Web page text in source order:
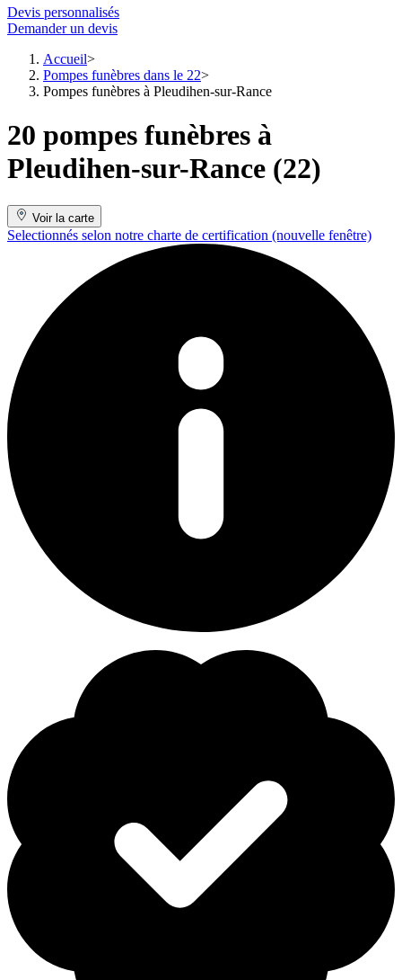
Devis personnalisés
Demander un devis
Accueil
Pompes funèbres dans le 22
Pompes funèbres à Pleudihen-sur-Rance
20 pompes funèbres à
Pleudihen-sur-Rance (22)
Voir la carte
Selectionnés selon notre charte de certification (nouvelle fenêtre)